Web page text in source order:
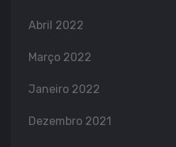
Abril 2022
Março 2022
Janeiro 2022
Dezembro 2021